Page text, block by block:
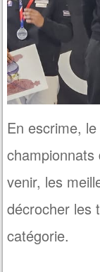
En escrime,
venir, les
décrocher les
catégorie.